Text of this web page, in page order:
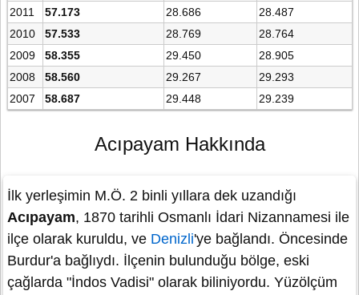
2011
57.173 28.686
28.487
2010
57.533 28.769
28.764
2009
58.355 29.450
28.905
2008
58.560 29.267
29.293
2007
58.687 29.448 29.239
Acıpayam Hakkında
İlk yerleşimin M.Ö. 2 binli yıllara dek uzandığı
Acıpayam, 1870 tarihli Osmanlı İdari Nizannamesi ile
ilçe olarak kuruldu, ve Denizli'ye bağlandı. Öncesinde
Burdur'a bağlıydı. İlçenin bulunduğu bölge, eski
çağlarda "İndos Vadisi" olarak biliniyordu. Yüzölçüm